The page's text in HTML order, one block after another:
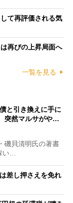
て再評価される気
再びの上昇局面へ
一覧を見る
と引き換えに手に
突然マルサがや…
磯貝清明氏の著書
い…
差し押さえを免れ